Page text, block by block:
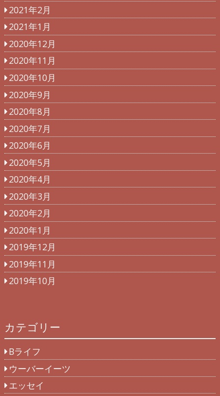
2021年2月
2021年1月
2020年12月
2020年11月
2020年10月
2020年9月
2020年8月
2020年7月
2020年6月
2020年5月
2020年4月
2020年3月
2020年2月
2020年1月
2019年12月
2019年11月
2019年10月
カテゴリー
Bライフ
ウーバーイーツ
エッセイ